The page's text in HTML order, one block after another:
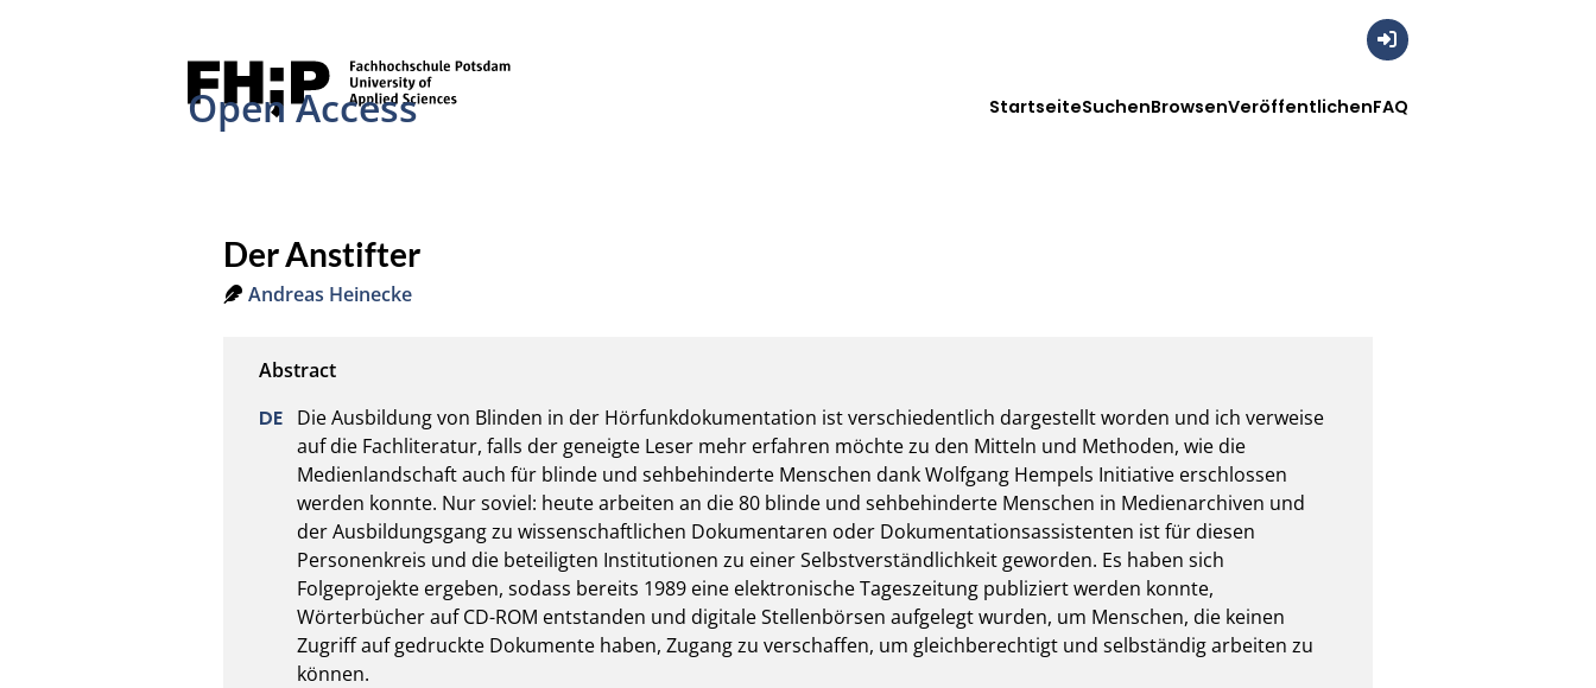
Open Access StartseiteSuchenBrowsenVeröffentlichenFAQ
Der Anstifter
Andreas Heinecke
Die Ausbildung von Blinden in der Hörfunkdokumentation ist verschiedentlich dargestellt worden und ich verweise
auf die Fachliteratur, falls der geneigte Leser mehr erfahren möchte zu den Mitteln und Methoden, wie die
Medienlandschaft auch für blinde und sehbehinderte Menschen dank Wolfgang Hempels Initiative erschlossen
werden konnte. Nur soviel: heute arbeiten an die 80 blinde und sehbehinderte Menschen in Medienarchiven und
der Ausbildungsgang zu wissenschaftlichen Dokumentaren oder Dokumentationsassistenten ist für diesen
Personenkreis und die beteiligten Institutionen zu einer Selbstverständlichkeit geworden. Es haben sich
Folgeprojekte ergeben, sodass bereits 1989 eine elektronische Tageszeitung publiziert werden konnte,
Wörterbücher auf CD-ROM entstanden und digitale Stellenbörsen aufgelegt wurden, um Menschen, die keinen
Zugriff auf gedruckte Dokumente haben, Zugang zu verschaffen, um gleichberechtigt und selbständig arbeiten zu
können.